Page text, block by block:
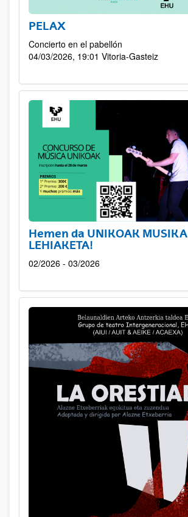
PELAX
Concierto en el pabellón
04/03/2026, 19:01 Vitoria-Gasteiz
Hemen da UNIKOAK MUSIKA
LEHIAKETA!
02/2026 - 03/2026